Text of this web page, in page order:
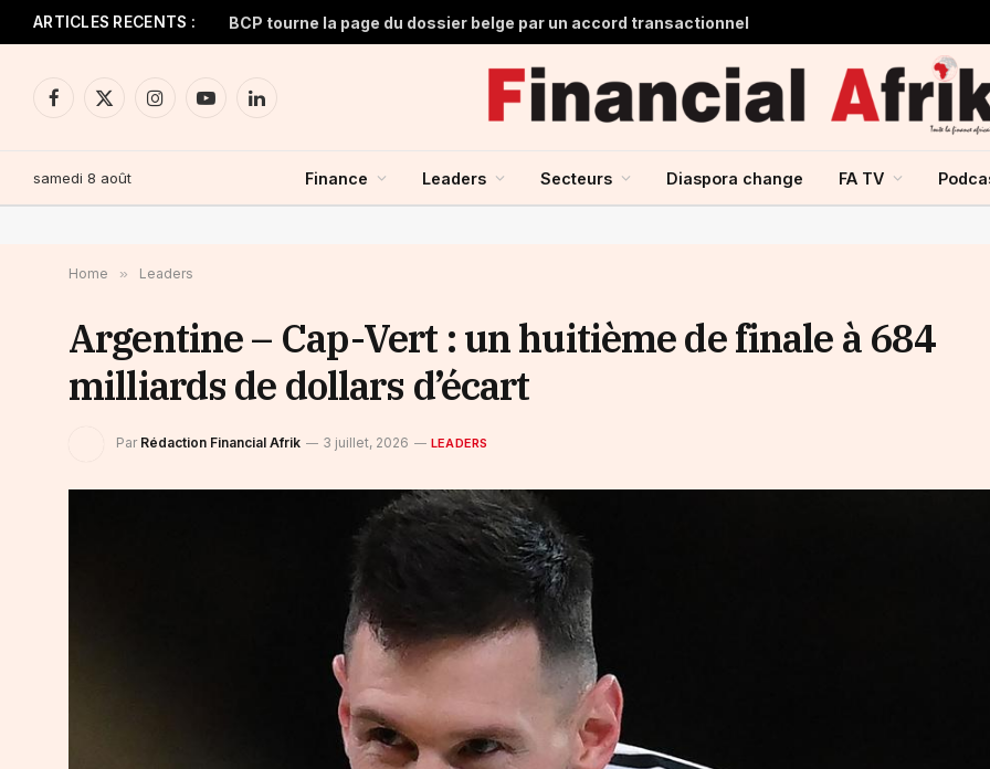
ARTICLES RECENTS : BCP tourne la page du dossier belge par un accord transactionnel
Facebook
X
InstagramYouTubeLinkedIn
samedi 8 août Finance Leaders Secteurs Diaspora change FA TV
Home » Leaders
Argentine – Cap-Vert : un huitième de finale à 684
milliards de dollars d’écart
Par Rédaction Financial Afrik 3 juillet, 2026 LEADERS